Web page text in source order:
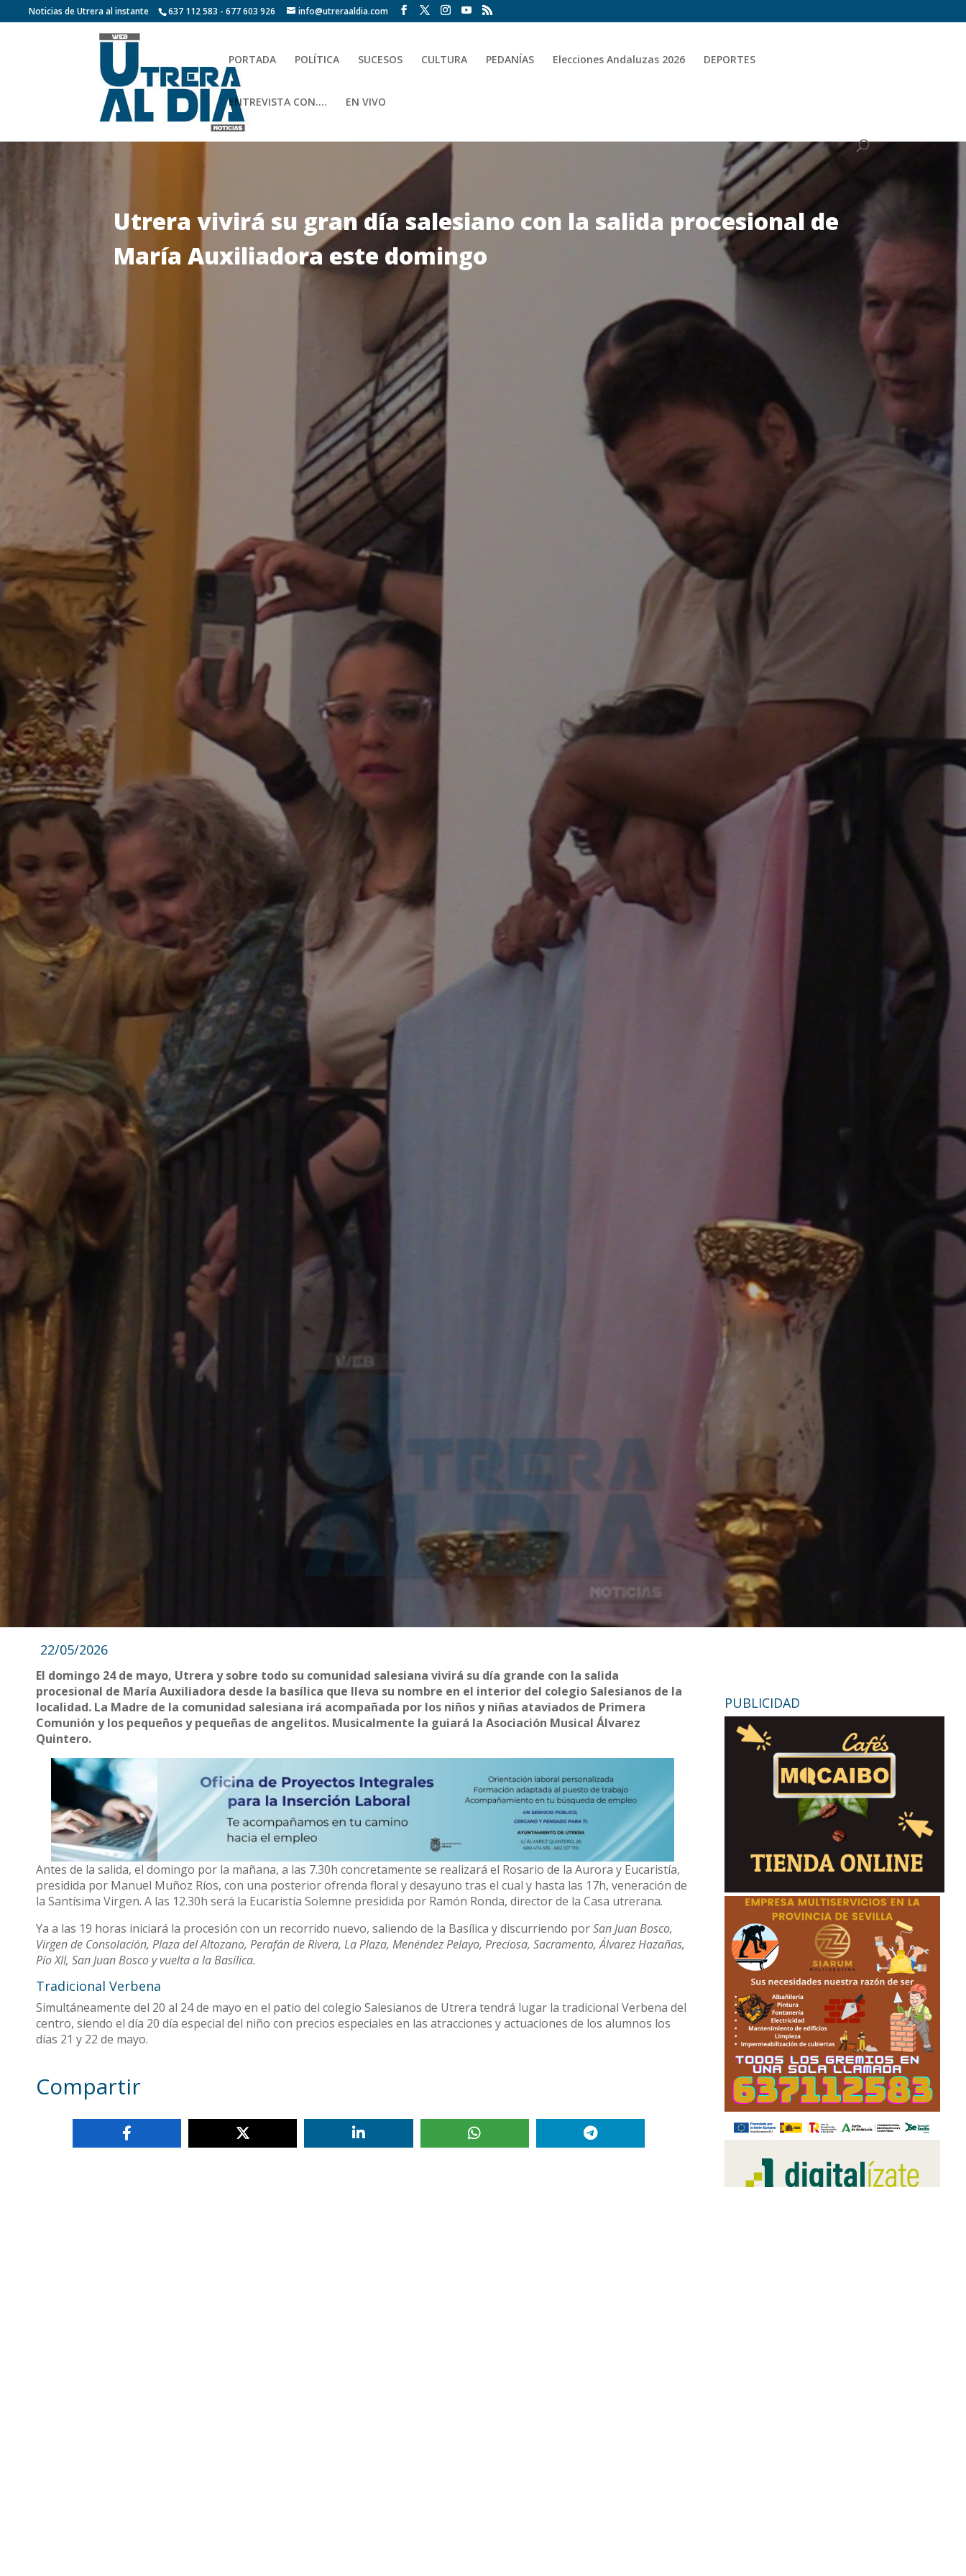
Noticias de Utrera al instante 637 112 583 - 677 603 926 info@utreraaldia.com
PORTADA POLÍTICA SUCESOS CULTURA PEDANÍAS Elecciones Andaluzas 2026 DEPORTES
ENTREVISTA CON…. EN VIVO
Utrera vivirá su gran día salesiano con la salida procesional de
María Auxiliadora este domingo
22/05/2026
El domingo 24 de mayo, Utrera y sobre todo su comunidad salesiana vivirá su día grande con la salida
procesional de María Auxiliadora desde la basílica que lleva su nombre en el interior del colegio Salesianos de la
localidad. La Madre de la comunidad salesiana irá acompañada por los niños y niñas ataviados de Primera
Comunión y los pequeños y pequeñas de angelitos. Musicalmente la guiará la Asociación Musical Álvarez
Quintero.
Antes de la salida, el domingo por la mañana, a las 7.30h concretamente se realizará el Rosario de la Aurora y Eucaristía,
presidida por Manuel Muñoz Ríos, con una posterior ofrenda floral y desayuno tras el cual y hasta las 17h, veneración de
la Santísima Virgen. A las 12.30h será la Eucaristía Solemne presidida por Ramón Ronda, director de la Casa utrerana.
Ya a las 19 horas iniciará la procesión con un recorrido nuevo, saliendo de la Basílica y discurriendo porSan Juan Bosco,
Virgen de Consolación, Plaza del Altozano, Perafán de Rivera, La Plaza, Menéndez Pelayo, Preciosa, Sacramento, Álvarez Hazañas,
Pío XII, San Juan Bosco y vuelta a la Basílica.
Tradicional Verbena
Simultáneamente del 20 al 24 de mayo en el patio del colegio Salesianos de Utrera tendrá lugar la tradicional Verbena del
centro, siendo el día 20 día especial del niño con precios especiales en las atracciones y actuaciones de los alumnos los
días 21 y 22 de mayo.
Compartir
PUBLICIDAD